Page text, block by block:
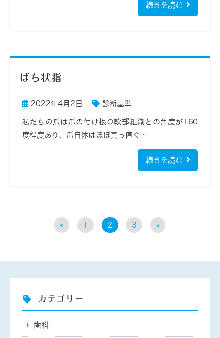
続きを読む
ばち状指
2022年4月2日 診断基準
私たちの爪は爪の付け根の軟部組織との角度が160
度程度あり、爪自体はほぼ真っ直ぐ…
続きを読む
« 2 3 »
カテゴリー
歯科